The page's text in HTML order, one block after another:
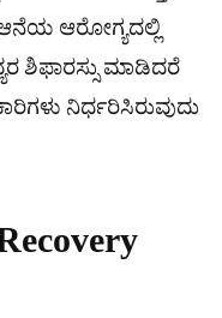
ಆನೆಯ ಆರೋಗ್ಯದಲ್ಲಿ
ಶಿಫಾರಸ್ಸು ಮಾಡಿದರೆ
ನಿರ್ಧರಿಸಿರುವುದು